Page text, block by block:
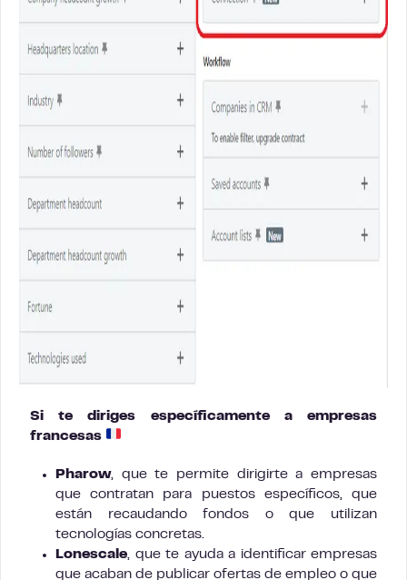
Si te diriges específicamente a empresas
francesas
Pharow, que te permite dirigirte a empresas
que contratan para puestos específicos, que
están recaudando fondos o que utilizan
tecnologías concretas.
Lonescale , que te ayuda a identificar empresas
que acaban de publicar ofertas de empleo o que